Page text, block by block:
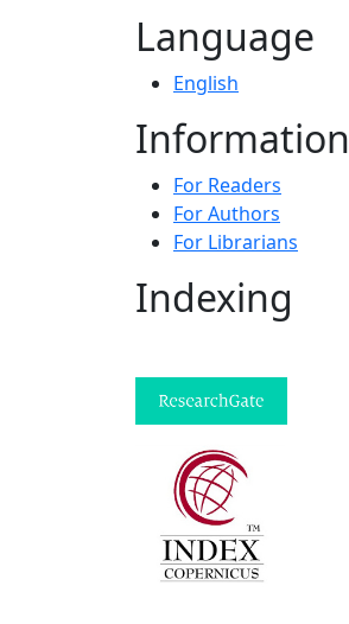
Language
English
Information
For Readers
For Authors
For Librarians
Indexing